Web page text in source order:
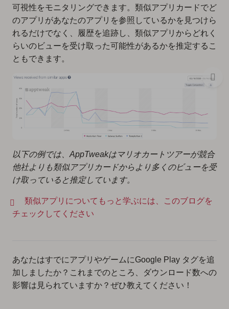
可視性をモニタリングできます。類似アプリカードでど
のアプリがあなたのアプリを参照しているかを見つけら
れるだけでなく、履歴を追跡し、類似アプリからどれく
らいのビューを受け取った可能性があるかを推定するこ
ともできます。
以下の例では、AppTweakはマリオカートツアーが競合
他社よりも類似アプリカードからより多くのビューを受
け取っていると推定しています。
類似アプリについてもっと学ぶには、このブログを
チェックしてください
あなたはすでにアプリやゲームにGoogle Play タグを追
加しましたか？これまでのところ、ダウンロード数への
影響は見られていますか？ぜひ教えてください！